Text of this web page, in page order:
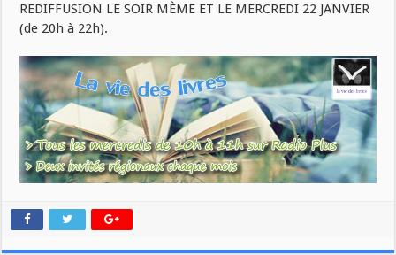
REDIFFUSION LE SOIR MÈME ET LE MERCREDI 22 JANVIER
(de 20h à 22h).